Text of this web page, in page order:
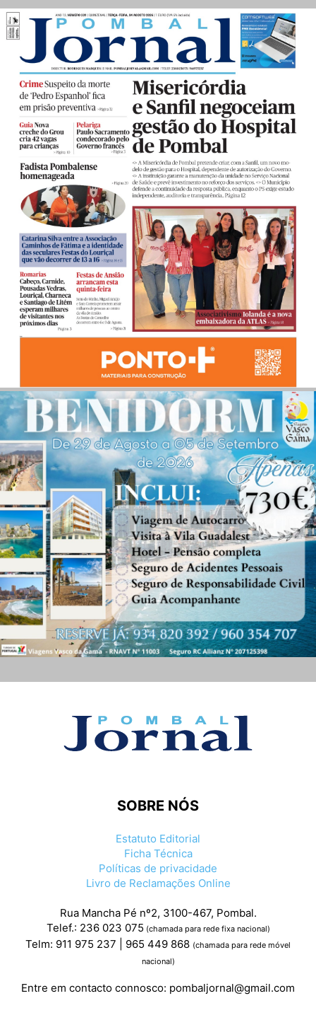
SOBRE NÓS
Estatuto Editorial
Ficha Técnica
Políticas de privacidade
Livro de Reclamações Online
Rua Mancha Pé nº2, 3100-467, Pombal.
Telef.: 236 023 075 (chamada para rede fixa nacional)
Telm: 911 975 237 | 965 449 868 (chamada para rede móvel
nacional)
Entre em contacto connosco: pombaljornal@gmail.com